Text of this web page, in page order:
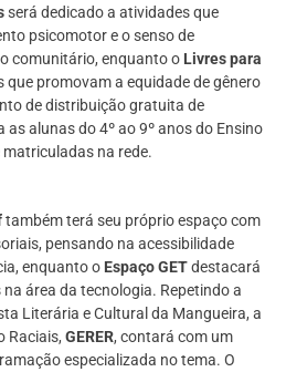
será dedicado a atividades que
psicomotor e o senso de
comunitário, enquanto o Livres para
que promovam a equidade de gênero
de distribuição gratuita de
alunas do 4º ao 9º anos do Ensino
na rede.
também terá seu próprio espaço com
pensando na acessibilidade
enquanto o Espaço GETdestacará
área da tecnologia. Repetindo a
Literária e Cultural da Mangueira, a
Raciais, GERER, contará com um
especializada no tema. O